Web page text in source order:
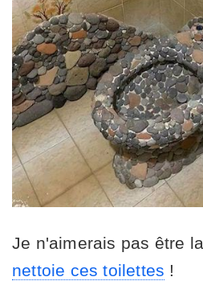
Je n'aimerais pas être
nettoie ces toilettes !